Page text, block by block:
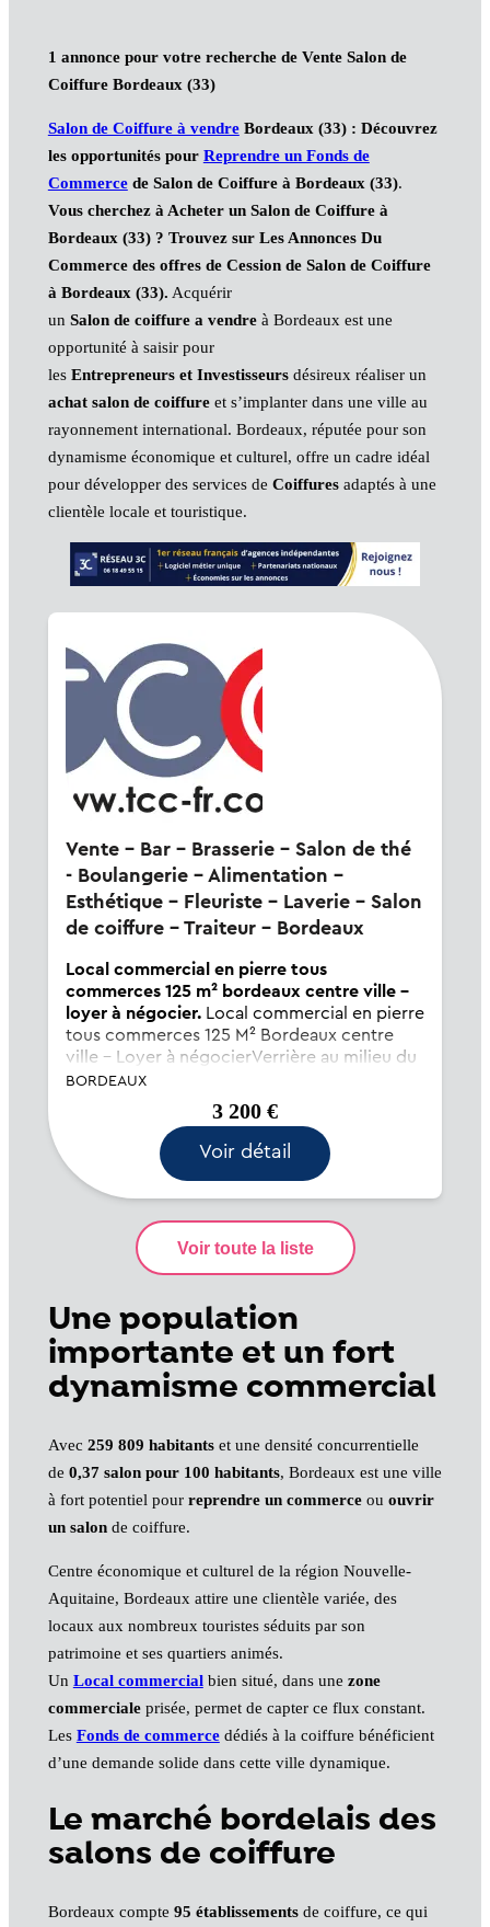
1 annonce pour votre recherche de Vente Salon de
Coiffure Bordeaux (33)
Salon de Coiffure à vendreBordeaux (33) : Découvrez
les opportunités pour Reprendre un Fonds de
Commercede Salon de Coiffure à Bordeaux (33).
Vous cherchez à Acheter un Salon de Coiffure à
Bordeaux (33) ? Trouvez sur Les Annonces Du
Commerce des offres de Cession de Salon de Coiffure
à Bordeaux (33). Acquérir
un Salon de coiffure a vendreà Bordeaux est une
opportunité à saisir pour
les Entrepreneurs et Investisseursdésireux réaliser un
achat salon de coiffureet s’implanter dans une ville au
rayonnement international. Bordeaux, réputée pour son
dynamisme économique et culturel, offre un cadre idéal
pour développer des services de Coiffuresadaptés à une
clientèle locale et touristique.
Vente - Bar - Brasserie - Salon de thé
- Boulangerie - Alimentation -
Esthétique - Fleuriste - Laverie - Salon
de coiffure - Traiteur - Bordeaux
Local commercial en pierre tous
commerces 125 m² bordeaux centre ville -
loyer à négocier.Local commercial en pierre
tous commerces 125 M² Bordeaux centre
ville - Loyer à négocierVerrière au milieu du
local. Cave 125 M².Bail 3-6-9 Tous
commerces sauf restauration avec
extraction. Stéphane SAYO (EI) Agent
Commercial - Numéro RSAC : - .
BORDEAUX
3 200 €
Voir détail
Une population
importante et un fort
dynamisme commercial
Avec 259 809 habitantset une densité concurrentielle
de 0,37 salon pour 100 habitants, Bordeaux est une ville
à fort potentiel pour reprendre un commerceou ouvrir
un salonde coiffure.
Centre économique et culturel de la région Nouvelle-
Aquitaine, Bordeaux attire une clientèle variée, des
locaux aux nombreux touristes séduits par son
patrimoine et ses quartiers animés.
Un Local commercialbien situé, dans une zone
commercialeprisée, permet de capter ce flux constant.
Les Fonds de commercedédiés à la coiffure bénéficient
d’une demande solide dans cette ville dynamique.
Le marché bordelais des
salons de coiffure
Bordeaux compte 95 établissementsde coiffure, ce qui